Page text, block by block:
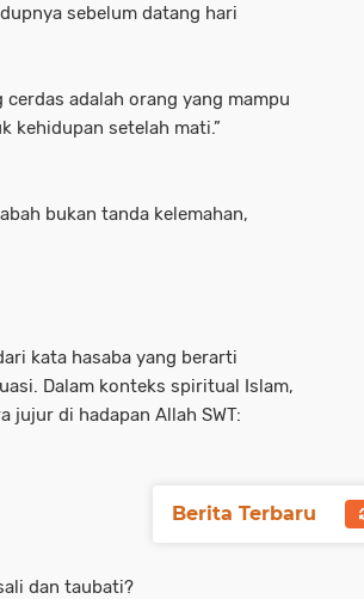
sebelum datang hari
kehidupan setelah mati.”
bukan tanda kelemahan,
kata hasaba yang berarti
Dalam konteks spiritual Islam,
jujur di hadapan Allah SWT:
dan taubati?
Berita Terbaru